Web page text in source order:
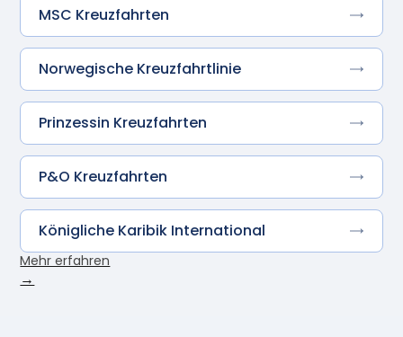
MSC Kreuzfahrten
Norwegische Kreuzfahrtlinie
Prinzessin Kreuzfahrten
P&O Kreuzfahrten
Königliche Karibik International
Mehr erfahren
→